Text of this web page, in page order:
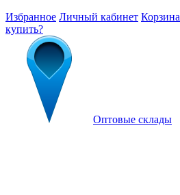
Избранное Личный кабинет Корзина
купить?
Оптовые склады